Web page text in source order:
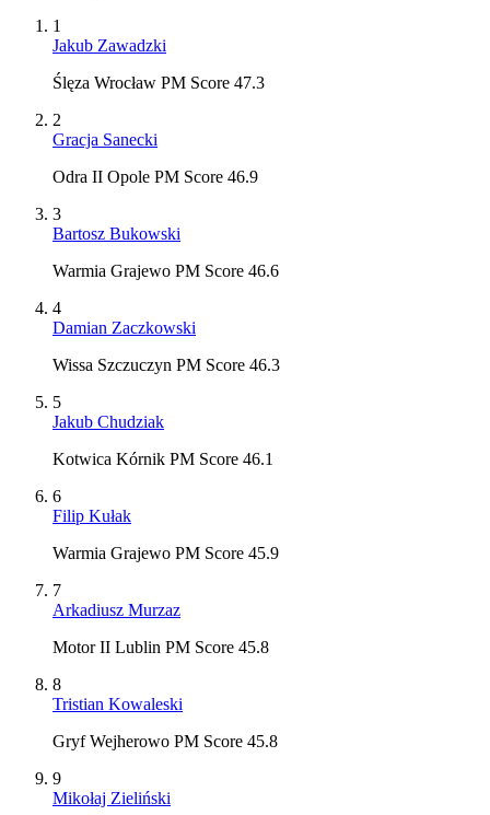
1
Jakub Zawadzki
Ślęza Wrocław PM Score 47.3
2
Gracja Sanecki
Odra II Opole PM Score 46.9
3
Bartosz Bukowski
Warmia Grajewo PM Score 46.6
4
Damian Zaczkowski
Wissa Szczuczyn PM Score 46.3
5
Jakub Chudziak
Kotwica Kórnik PM Score 46.1
6
Filip Kułak
Warmia Grajewo PM Score 45.9
7
Arkadiusz Murzaz
Motor II Lublin PM Score 45.8
8
Tristian Kowaleski
Gryf Wejherowo PM Score 45.8
9
Mikołaj Zieliński